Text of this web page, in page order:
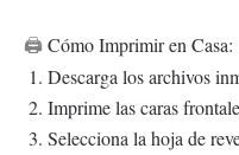
🖨️ Cómo Imprimir en Casa:
Descarga los archivos
Imprime las caras
Selecciona la hoja de